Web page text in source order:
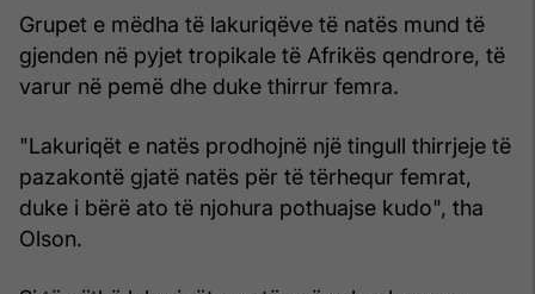
Grupet e mëdha të lakuriqëve të natës mund të
gjenden në pyjet tropikale të Afrikës qendrore, të
varur në pemë dhe duke thirrur femra.
"Lakuriqët e natës prodhojnë një tingull thirrjeje të
pazakontë gjatë natës për të tërhequr femrat,
duke i bërë ato të njohura pothuajse kudo", tha
Olson.